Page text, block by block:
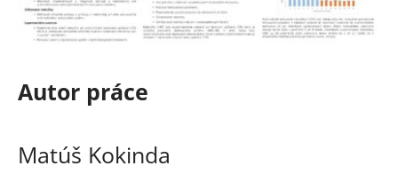
Autor práce
Matúš Kokinda